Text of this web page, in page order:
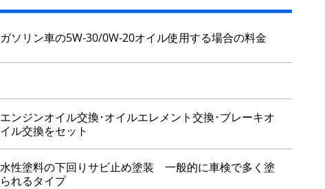
ガソリン車の5W-30/0W-20オイル使用する場合の料金
エンジンオイル交換･オイルエレメント交換･ブレーキオ
イル交換をセット
水性塗料の下回りサビ止め塗装 一般的に車検で多く塗
られるタイプ